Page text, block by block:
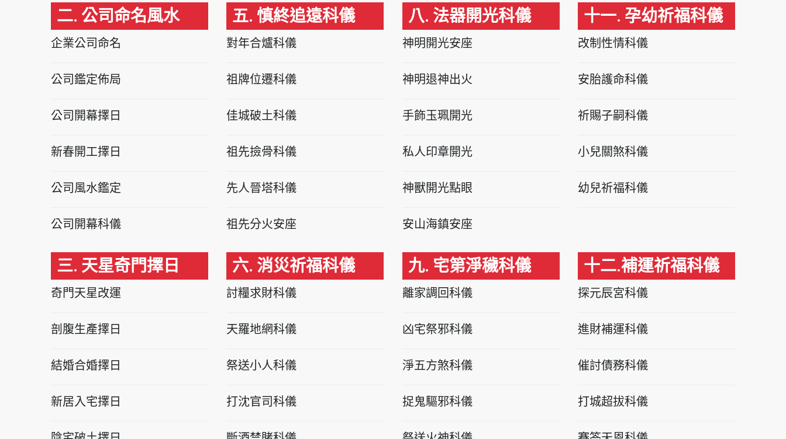
二. 公司命名風水
企業公司命名
公司鑑定佈局
公司開幕擇日
新春開工擇日
公司風水鑑定
公司開幕科儀
三. 天星奇門擇日
奇門天星改運
剖腹生產擇日
結婚合婚擇日
新居入宅擇日
五. 慎終追遠科儀
對年合爐科儀
祖牌位遷科儀
佳城破土科儀
祖先撿骨科儀
先人晉塔科儀
祖先分火安座
六. 消災祈福科儀
討糧求財科儀
天羅地網科儀
祭送小人科儀
打沈官司科儀
八. 法器開光科儀
神明開光安座
神明退神出火
手飾玉珮開光
私人印章開光
神獸開光點眼
安山海鎮安座
九. 宅第淨穢科儀
離家調回科儀
凶宅祭邪科儀
淨五方煞科儀
捉鬼驅邪科儀
十一. 孕幼祈福科儀
改制性情科儀
安胎護命科儀
祈賜子嗣科儀
小兒關煞科儀
幼兒祈福科儀
十二.補運祈福科儀
探元辰宮科儀
進財補運科儀
催討債務科儀
打城超拔科儀